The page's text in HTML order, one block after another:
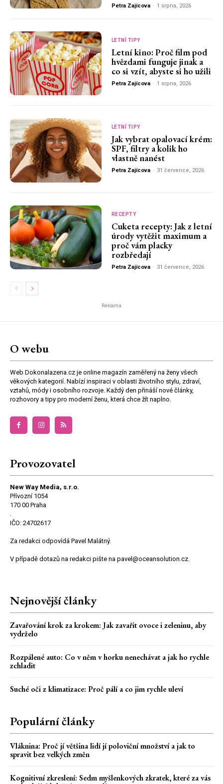
Petra Zajícova - 1 srpna, 2026
LETNÍ TIPY
Letní kino: Proč film pod
hvězdami funguje jinak a
co si vzít, abyste si ho užili
Petra Zajícova - 1 srpna, 2026
LETNÍ TIPY
Jak vybrat opalovací krém:
SPF, filtry a kolik ho
vlastně nanést
Petra Zajícova - 31 července, 2026
RECEPTY
Cuketa recepty: Jak z letní
úrody vytěžit maximum a
proč vám placky
rozbředají
Petra Zajícova - 31 července, 2026
Reklama
O webu
Web Dokonalazena.cz je online magazín zaměřený na ženy všech
věkových kategorií. Nabízí inspiraci v oblasti životního stylu, zdraví,
vztahů, módy i osobního rozvoje. Každý den přináší nové články,
rozhovory a tipy pro moderní ženu, která chce žít naplno.
Provozovatel
New Way Media, s.r.o.
Přívozní 1054
170 00 Praha
.
IČO: 24702617
Za redakci odpovídá Pavel Malátný.
V případě dotazů na redakci pište na pavel@oceansolution.cz.
Nejnovější články
Zavařování krok za krokem: Jak zavařit ovoce i zeleninu, aby
vydrželo
Rozpálené auto: Co v něm v horku nenechávat a jak ho rychle
zchladit
Suché oči z klimatizace: Proč pálí a co jim rychle uleví
Populární články
Vláknina: Proč jí většina lidí jí poloviční množství a jak to
spravit bez velkých změn
Kognitivní zkreslení: Sedm myšlenkových zkratek, které za vás